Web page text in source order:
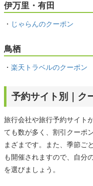
伊万里・有田
・ じゃらんのクーポン
鳥栖
・ 楽天トラベルのクーポン
予約サイト別｜ク
旅行会社や旅行予約サイト
ても数が多く、割引クーポ
まざまです。また、季節ご
も開催されますので、自分
を選びましょう。